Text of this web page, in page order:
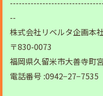
--
株式会社リベルタ企画本
〒830-0073
福岡県久留米市大善寺町
電話番号 :0942−27−7535